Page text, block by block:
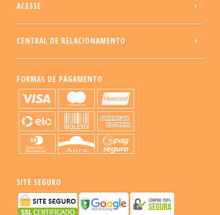
ACESSE
CENTRAL DE RELACIONAMENTO
FORMAS DE PAGAMENTO
SITE SEGURO